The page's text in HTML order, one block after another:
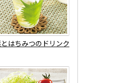
はちみつのドリンク